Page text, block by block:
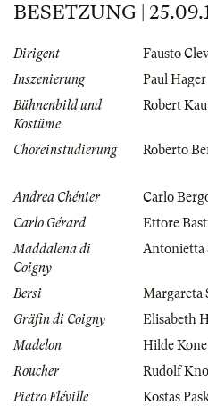
BESETZUNG |
Dirigent
Fausto
Inszenierung
Paul Hager
Bühnenbild und
Kostüme
Robert
Choreinstudierung Roberto
Andrea Chénier
Carlo
Carlo Gérard
Ettore
Maddalena di
Coigny
Antonietta
Bersi
Margareta
Gräfin di Coigny
Elisabeth
Madelon
Hilde
Roucher
Rudolf
Pietro Fléville
Kostas